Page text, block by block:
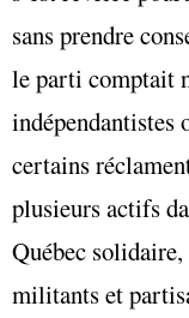
sans prendre
le parti comptait
indépendantistes
certains
plusieurs actifs
Québec
militants et